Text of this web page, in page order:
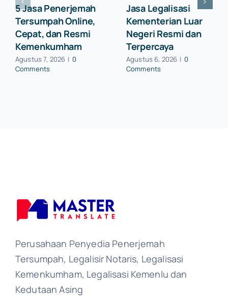
5 Jasa Penerjemah
Tersumpah Online,
Cepat, dan Resmi
Kemenkumham
Agustus 7, 2026 | 0
Comments
Jasa Legalisasi
Kementerian Luar
Negeri Resmi dan
Terpercaya
Agustus 6, 2026 | 0
Comments
Perusahaan Penyedia Penerjemah
Tersumpah, Legalisir Notaris, Legalisasi
Kemenkumham, Legalisasi Kemenlu dan
Kedutaan Asing